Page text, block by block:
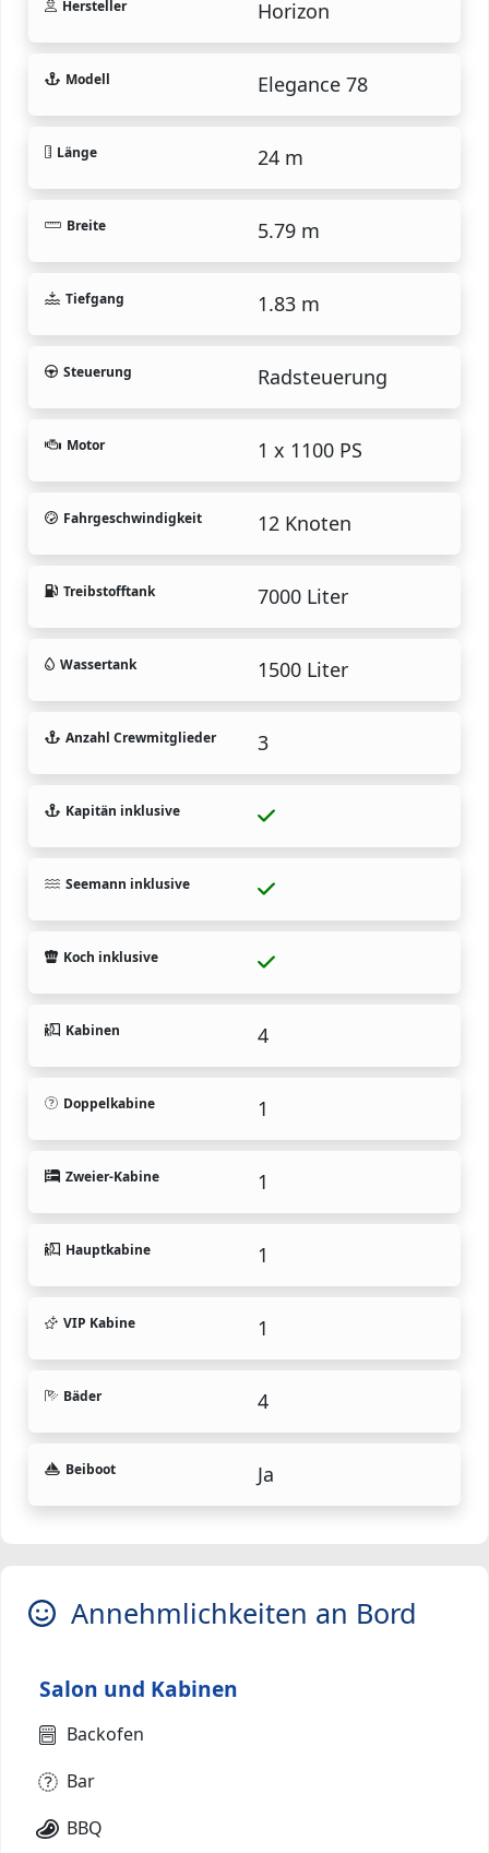
Hersteller Horizon
Modell Elegance 78
Länge 24 m
Breite 5.79 m
Tiefgang 1.83 m
Steuerung Radsteuerung
Motor 1 x 1100 PS
Fahrgeschwindigkeit 12 Knoten
Treibstofftank 7000 Liter
Wassertank 1500 Liter
Anzahl Crewmitglieder 3
Kapitän inklusive
Seemann inklusive
Koch inklusive
Kabinen 4
Doppelkabine 1
Zweier-Kabine 1
Hauptkabine 1
VIP Kabine 1
Bäder 4
Beiboot Ja
Annehmlichkeiten an Bord
Salon und Kabinen
Backofen
Bar
BBQ